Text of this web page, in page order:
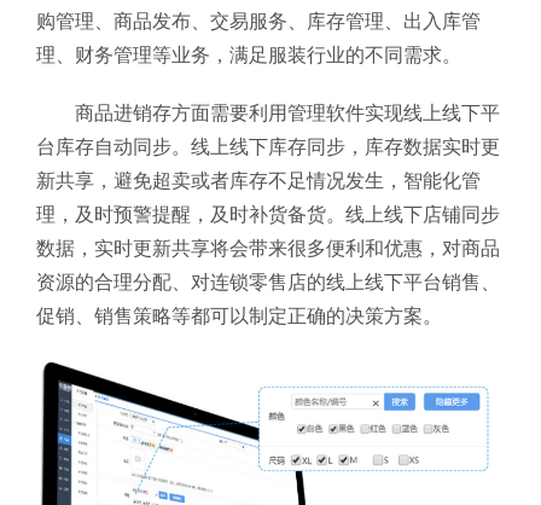
购管理、商品发布、交易服务、库存管理、出入库管
理、财务管理等业务，满足服装行业的不同需求。
商品进销存方面需要利用管理软件实现线上线下平
台库存自动同步。线上线下库存同步，库存数据实时更
新共享，避免超卖或者库存不足情况发生，智能化管
理，及时预警提醒，及时补货备货。线上线下店铺同步
数据，实时更新共享将会带来很多便利和优惠，对商品
资源的合理分配、对连锁零售店的线上线下平台销售、
促销、销售策略等都可以制定正确的决策方案。